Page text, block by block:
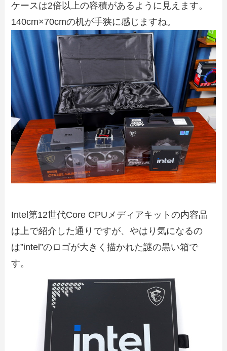
ケースは2倍以上の容積があるように見えます。
140cm×70cmの机が手狭に感じますね。
Intel第12世代Core CPUメディアキットの内容品
は上で紹介した通りですが、やはり気になるの
は”intel”のロゴが大きく描かれた謎の黒い箱で
す。